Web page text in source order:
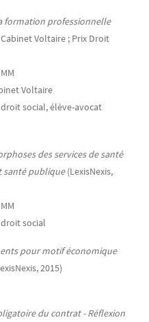
formation professionnelle
Voltaire ; Prix Droit
Voltaire
social, élève-avocat
des services de santé
santé publique(LexisNexis,
social
pour motif économique
2015)
du contrat - Réflexion